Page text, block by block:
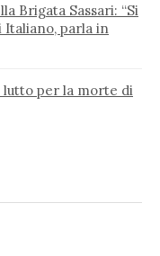
Brigata Sassari: “Si
Italiano, parla in
lutto per la morte di